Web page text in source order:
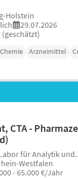
Holstein
29.07.2026
Chemie Arzneimittel
CTA -
für Analytik
Westfalen
- 65.000 €/Jahr